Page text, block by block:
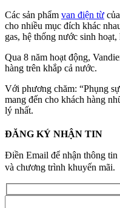
Các sản phẩm van điện từ
cho nhiều mục đích khác
gas, hệ thống nước sinh
Qua 8 năm hoạt động,
hàng trên khắp cả nước.
Với phương chăm: “Phụng
mang đến cho khách hàng
lý nhất.
ĐĂNG KÝ NHẬN TIN
Điền Email để nhận thông tin
và chương trình khuyến mãi.